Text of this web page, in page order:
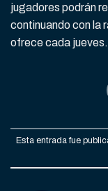
jugadores podrán
continuando con la
ofrece cada jueves.
Esta entrada fue